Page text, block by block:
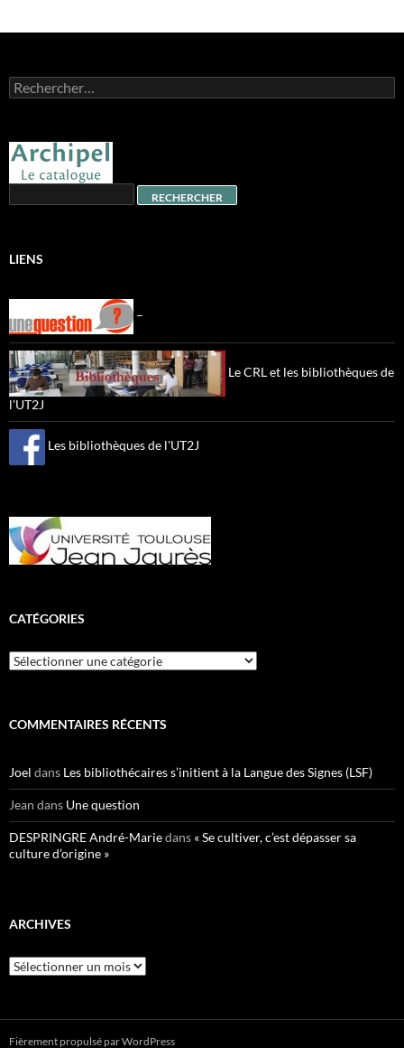
Rechercher :
LIENS
–
Le CRL et les bibliothèques de
l'UT2J
Les bibliothèques de l'UT2J
CATÉGORIES
Catégories
COMMENTAIRES RÉCENTS
Joel dans Les bibliothécaires s’initient à la Langue des Signes (LSF)
Jean dans Une question
DESPRINGRE André-Mariedans « Se cultiver, c’est dépasser sa
culture d’origine »
ARCHIVES
Archives
Fièrement propulsé par WordPress